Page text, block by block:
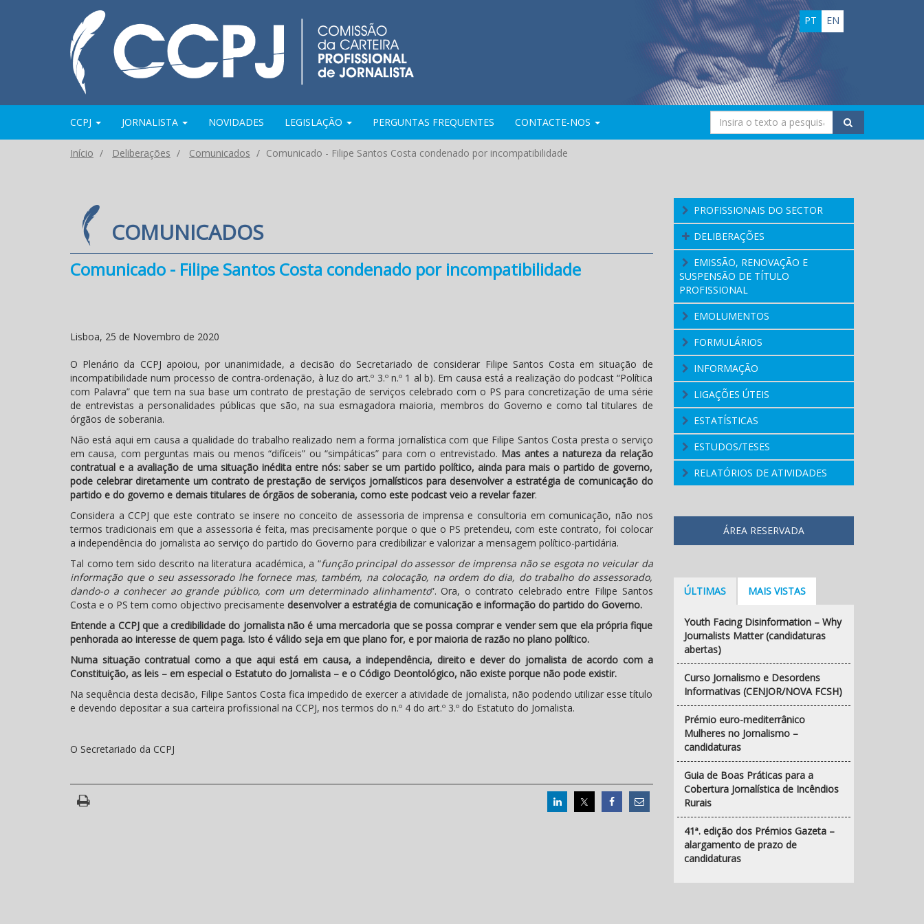
EN
PT
CCPJ JORNALISTA NOVIDADES LEGISLAÇÃO PERGUNTAS FREQUENTES CONTACTE-NOS
Início Deliberações Comunicados Comunicado - Filipe Santos Costa condenado por incompatibilidade
COMUNICADOS
Comunicado - Filipe Santos Costa condenado por incompatibilidade
Lisboa, 25 de Novembro de 2020
O Plenário da CCPJ apoiou, por unanimidade, a decisão do Secretariado de considerar Filipe Santos Costa em situação de
incompatibilidade num processo de contra-ordenação, à luz do art.º 3.º n.º 1 al b). Em causa está a realização do podcast “Política
com Palavra” que tem na sua base um contrato de prestação de serviços celebrado com o PS para concretização de uma série
de entrevistas a personalidades públicas que são, na sua esmagadora maioria, membros do Governo e como tal titulares de
órgãos de soberania.
Não está aqui em causa a qualidade do trabalho realizado nem a forma jornalística com que Filipe Santos Costa presta o serviço
em causa, com perguntas mais ou menos “difíceis” ou “simpáticas” para com o entrevistado. Mas antes a natureza da relação
contratual e a avaliação de uma situação inédita entre nós: saber se um partido político, ainda para mais o partido de governo,
pode celebrar diretamente um contrato de prestação de serviços jornalísticos para desenvolver a estratégia de comunicação do
partido e do governo e demais titulares de órgãos de soberania, como este podcast veio a revelar fazer.
Considera a CCPJ que este contrato se insere no conceito de assessoria de imprensa e consultoria em comunicação, não nos
termos tradicionais em que a assessoria é feita, mas precisamente porque o que o PS pretendeu, com este contrato, foi colocar
a independência do jornalista ao serviço do partido do Governo para credibilizar e valorizar a mensagem político-partidária.
Tal como tem sido descrito na literatura académica, a “função principal do assessor de imprensa não se esgota no veicular da
informação que o seu assessorado lhe fornece mas, também, na colocação, na ordem do dia, do trabalho do assessorado,
dando-o a conhecer ao grande público, com um determinado alinhamento”. Ora, o contrato celebrado entre Filipe Santos
Costa e o PS tem como objectivo precisamente desenvolver a estratégia de comunicação e informação do partido do Governo.
Entende a CCPJ que a credibilidade do jornalista não é uma mercadoria que se possa comprar e vender sem que ela própria fique
penhorada ao interesse de quem paga. Isto é válido seja em que plano for, e por maioria de razão no plano político.
Numa situação contratual como a que aqui está em causa, a independência, direito e dever do jornalista de acordo com a
Constituição, as leis – em especial o Estatuto do Jornalista – e o Código Deontológico, não existe porque não pode existir.
Na sequência desta decisão, Filipe Santos Costa fica impedido de exercer a atividade de jornalista, não podendo utilizar esse título
e devendo depositar a sua carteira profissional na CCPJ, nos termos do n.º 4 do art.º 3.º do Estatuto do Jornalista.
O Secretariado da CCPJ
PROFISSIONAIS DO SECTOR
DELIBERAÇÕES
EMISSÃO, RENOVAÇÃO E
SUSPENSÃO DE TÍTULO
PROFISSIONAL
EMOLUMENTOS
FORMULÁRIOS
INFORMAÇÃO
LIGAÇÕES ÚTEIS
ESTATÍSTICAS
ESTUDOS/TESES
RELATÓRIOS DE ATIVIDADES
ÁREA RESERVADA
ÚLTIMAS MAIS VISTAS
Youth Facing Disinformation – Why
Journalists Matter (candidaturas
abertas)
Curso Jornalismo e Desordens
Informativas (CENJOR/NOVA FCSH)
Prémio euro-mediterrânico
Mulheres no Jornalismo –
candidaturas
Guia de Boas Práticas para a
Cobertura Jornalística de Incêndios
Rurais
41ª. edição dos Prémios Gazeta –
alargamento de prazo de
candidaturas